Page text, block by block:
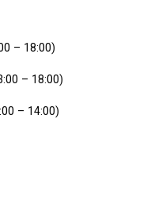
– 18:00)
– 18:00)
– 14:00)